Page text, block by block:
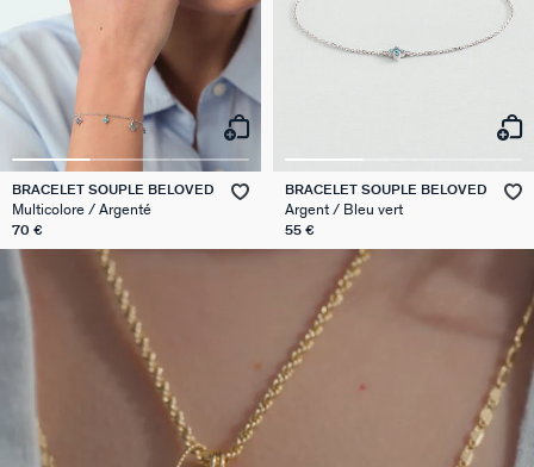
BRACELET SOUPLE BELOVED
Multicolore / Argenté
70 €
BRACELET SOUPLE BELOVED
Argent / Bleu vert
55 €